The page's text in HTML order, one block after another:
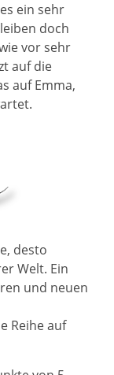
ein sehr
doch
vor sehr
auf die
auf Emma,
desto
Welt. Ein
und neuen
Reihe auf